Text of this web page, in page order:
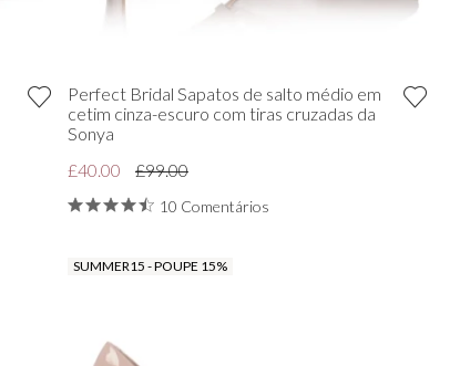
Perfect Bridal Sapatos de salto médio em
cetim cinza-escuro com tiras cruzadas da
Sonya
£40.00
£99.00
10 Comentários
SUMMER15 - POUPE 15%